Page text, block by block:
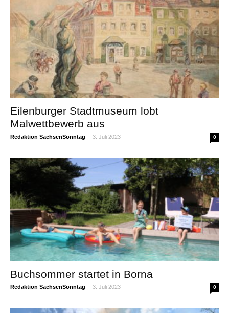
Eilenburger Stadtmuseum lobt
Malwettbewerb aus
Redaktion SachsenSonntag - 3. Juli 2023 0
Buchsommer startet in Borna
Redaktion SachsenSonntag - 3. Juli 2023 0